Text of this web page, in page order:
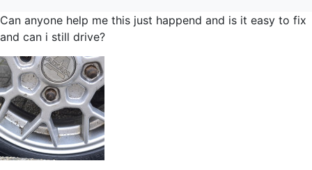
Can anyone help me this just happend and is it easy to fix
and can i still drive?